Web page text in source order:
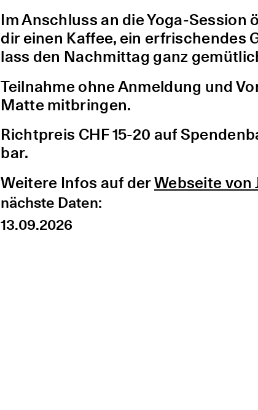
Im Anschluss an die Yoga-Session
dir einen Kaffee, ein erfrischendes
lass den Nachmittag ganz
Teilnahme ohne Anmeldung und
Matte mitbringen.
Richtpreis CHF 15-20 auf
bar.
Weitere Infos auf derWebseite von
nächste Daten:
13.09.2026